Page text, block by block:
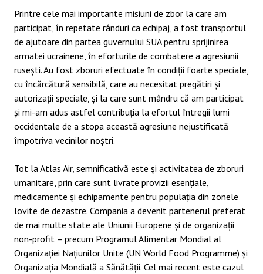
Printre cele mai importante misiuni de zbor la care am
participat, în repetate rânduri ca echipaj, a fost transportul
de ajutoare din partea guvernului SUA pentru sprijinirea
armatei ucrainene, în eforturile de combatere a agresiunii
rusești. Au fost zboruri efectuate în condiții foarte speciale,
cu încărcătură sensibilă, care au necesitat pregătiri și
autorizații speciale, și la care sunt mândru că am participat
și mi-am adus astfel contribuția la efortul întregii lumi
occidentale de a stopa această agresiune nejustificată
împotriva vecinilor noștri.
Tot la Atlas Air, semnificativă este și activitatea de zboruri
umanitare, prin care sunt livrate provizii esențiale,
medicamente și echipamente pentru populația din zonele
lovite de dezastre. Compania a devenit partenerul preferat
de mai multe state ale Uniunii Europene și de organizații
non-profit – precum Programul Alimentar Mondial al
Organizației Națiunilor Unite (UN World Food Programme) și
Organizația Mondială a Sănătății. Cel mai recent este cazul